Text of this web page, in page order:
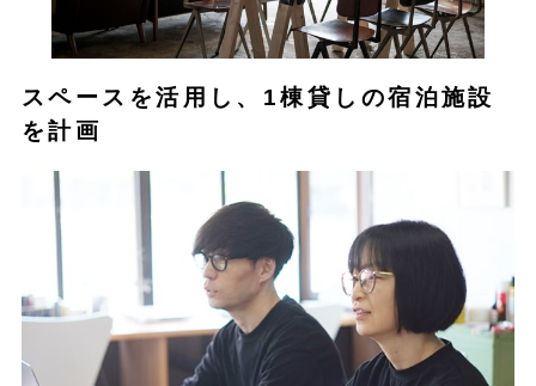
スペースを活用し、1棟貸しの宿泊施設
を計画